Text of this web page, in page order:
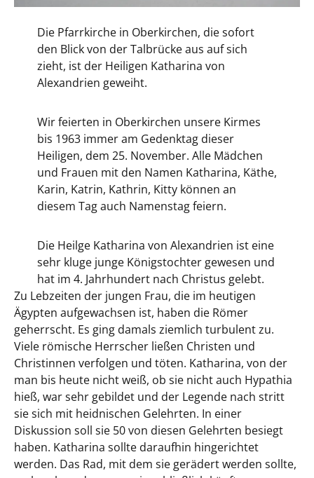
Die Pfarrkirche in Oberkirchen, die sofort
den Blick von der Talbrücke aus auf sich
zieht, ist der Heiligen Katharina von
Alexandrien geweiht.
Wir feierten in Oberkirchen unsere Kirmes
bis 1963 immer am Gedenktag dieser
Heiligen, dem 25. November. Alle Mädchen
und Frauen mit den Namen Katharina, Käthe,
Karin, Katrin, Kathrin, Kitty können an
diesem Tag auch Namenstag feiern.
Die Heilge Katharina von Alexandrien ist eine
sehr kluge junge Königstochter gewesen und
hat im 4. Jahrhundert nach Christus gelebt.
Zu Lebzeiten der jungen Frau, die im heutigen
Ägypten aufgewachsen ist, haben die Römer
geherrscht. Es ging damals ziemlich turbulent zu.
Viele römische Herrscher ließen Christen und
Christinnen verfolgen und töten. Katharina, von der
man bis heute nicht weiß, ob sie nicht auch Hypathia
hieß, war sehr gebildet und der Legende nach stritt
sie sich mit heidnischen Gelehrten. In einer
Diskussion soll sie 50 von diesen Gelehrten besiegt
haben. Katharina sollte daraufhin hingerichtet
werden. Das Rad, mit dem sie gerädert werden sollte,